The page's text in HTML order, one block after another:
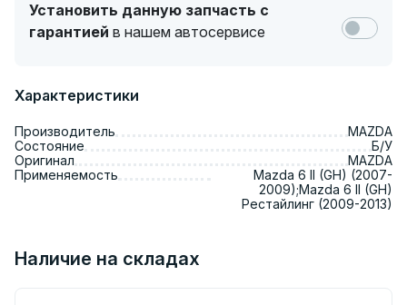
Установить данную запчасть с
гарантией в нашем автосервисе
Характеристики
Производитель
MAZDA
Состояние
Б/У
Оригинал
MAZDA
Применяемость
Mazda 6 II (GH) (2007-
2009);Mazda 6 II (GH)
Рестайлинг (2009-2013)
Наличие на складах